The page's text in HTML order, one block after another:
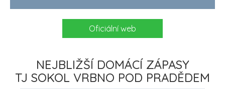
Oficiální web
NEJBLIŽŠÍ DOMÁCÍ ZÁPASY
TJ SOKOL VRBNO POD PRADĚDEM